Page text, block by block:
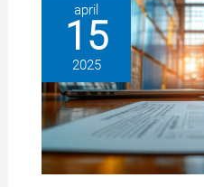
april
15
2025